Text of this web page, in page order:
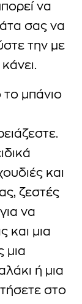
να
σας να
την με
το μπάνιο
και
ζεστές
να
και μια
μια
ή μια
στο